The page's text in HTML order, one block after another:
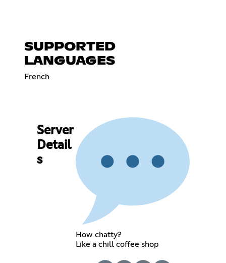
SUPPORTED
LANGUAGES
French
Server
Detail
s
How chatty?
Like a chill coffee shop